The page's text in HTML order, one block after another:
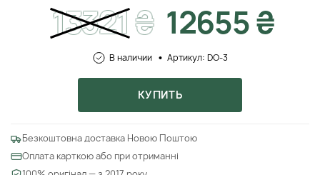
13321₴ 12655 ₴
В наличии Артикул: DO-3
КУПИТЬ
Безкоштовна доставка Новою Поштою
Оплата карткою або при отриманні